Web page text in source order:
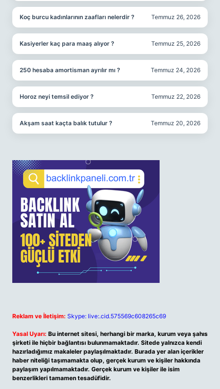
Koç burcu kadınlarının zaafları nelerdir ? Temmuz 26, 2026
Kasiyerler kaç para maaş alıyor ? Temmuz 25, 2026
250 hesaba amortisman ayrılır mı ? Temmuz 24, 2026
Horoz neyi temsil ediyor ? Temmuz 22, 2026
Akşam saat kaçta balık tutulur ? Temmuz 20, 2026
Reklam ve İletişim: Skype: live:.cid.575569c608265c69
Yasal Uyarı: Bu internet sitesi, herhangi bir marka, kurum veya şahıs
şirketi ile hiçbir bağlantısı bulunmamaktadır. Sitede yalnızca kendi
hazırladığımız makaleler paylaşılmaktadır. Burada yer alan içerikler
haber niteliği taşımamakta olup, gerçek kurum ve kişiler hakkında
paylaşım yapılmamaktadır. Gerçek kurum ve kişiler ile isim
benzerlikleri tamamen tesadüfidir.